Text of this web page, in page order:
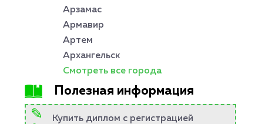
Арзамас
Армавир
Артем
Архангельск
Смотреть все города
Полезная информация
Купить диплом с регистрацией